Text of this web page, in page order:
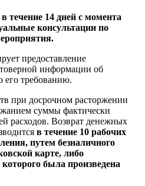
течение 14 дней с момента
консультации по
предоставление
информации об
требованию.
при досрочном расторжении
суммы фактически
расходов. Возврат денежных
в течение 10 рабочих
путем безналичного
карте, либо
была произведена